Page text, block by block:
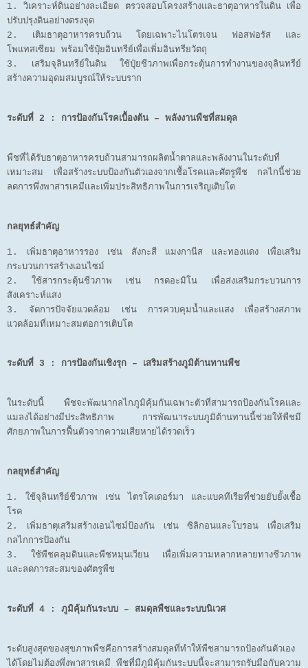
1. วิเคราะห์ดินอย่างละเอียด ตรวจสอบโครงสร้างและธาตุอาหารในดิน เพื่อ
ปรับปรุงดินอย่างตรงจุด
2. เติมธาตุอาหารครบถ้วน โดยเฉพาะไนโตรเจน ฟอสฟอรัส และ
โพแทสเซียม พร้อมใช้ปุ๋ยอินทรีย์เพื่อเพิ่มอินทรียวัตถุ
3. เสริมจุลินทรีย์ในดิน ใช้ปุ๋ยชีวภาพเพื่อกระตุ้นการทำงานของจุลินทรีย์
สร้างความอุดมสมบูรณ์ให้ระบบราก
ระดับที่ 2 : การป้องกันโรคเบื้องต้น – พลังงานพืชที่สมดุล
พืชที่ได้รับธาตุอาหารครบถ้วนสามารถผลิตน้ำตาลและพลังงานในระดับที่
เหมาะสม เพื่อสร้างระบบป้องกันตัวเองจากเชื้อโรคและศัตรูพืช กลไกนี้ช่วย
ลดการพึ่งพาสารเคมีและเพิ่มประสิทธิภาพในการเจริญเติบโต
กลยุทธ์สำคัญ
1. เพิ่มธาตุอาหารรอง เช่น สังกะสี แมงกานีส และทองแดง เพื่อเสริม
กระบวนการสร้างเอนไซม์
2. ใช้สารกระตุ้นชีวภาพ เช่น กรดอะมิโน เพื่อส่งเสริมกระบวนการ
สังเคราะห์แสง
3. จัดการปัจจัยแวดล้อม เช่น การควบคุมน้ำและแสง เพื่อสร้างสภาพ
แวดล้อมที่เหมาะสมต่อการเติบโต
ระดับที่ 3 : การป้องกันเชิงรุก – เสริมสร้างภูมิต้านทานพืช
ในระดับนี้ พืชจะพัฒนากลไกภูมิคุ้มกันเฉพาะตัวที่สามารถป้องกันโรคและ
แมลงได้อย่างมีประสิทธิภาพ การพัฒนาระบบภูมิต้านทานนี้ช่วยให้พืชมี
ศักยภาพในการฟื้นตัวจากความเสียหายได้รวดเร็ว
กลยุทธ์สำคัญ
1. ใช้จุลินทรีย์ชีวภาพ เช่น ไตรโคเดอร์มา และแบคทีเรียที่ช่วยยับยั้งเชื้อ
โรค
2. เพิ่มธาตุเสริมสร้างเอนไซม์ป้องกัน เช่น ซิลิกอนและโบรอน เพื่อเสริม
กลไกการป้องกัน
3. ใช้พืชคลุมดินและพืชหมุนเวียน เพื่อเพิ่มความหลากหลายทางชีวภาพ
และลดการสะสมของศัตรูพืช
ระดับที่ 4 : ภูมิคุ้มกันระบบ – สมดุลพืชและระบบนิเวศ
ระดับสูงสุดของสุขภาพพืชคือการสร้างสมดุลที่ทำให้พืชสามารถป้องกันตัวเอง
ได้โดยไม่ต้องพึ่งพาสารเคมี พืชที่มีภูมิคุ้มกันระบบนี้จะสามารถรับมือกับความ